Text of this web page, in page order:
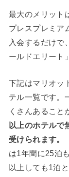
最大のメリット
プレスプレミア
入会するだけで
ールドエリート
下記はマリオッ
テル一覧です。
くさんあること
以上のホテルで
受けられます。
は1年間に25泊
以上しても1泊